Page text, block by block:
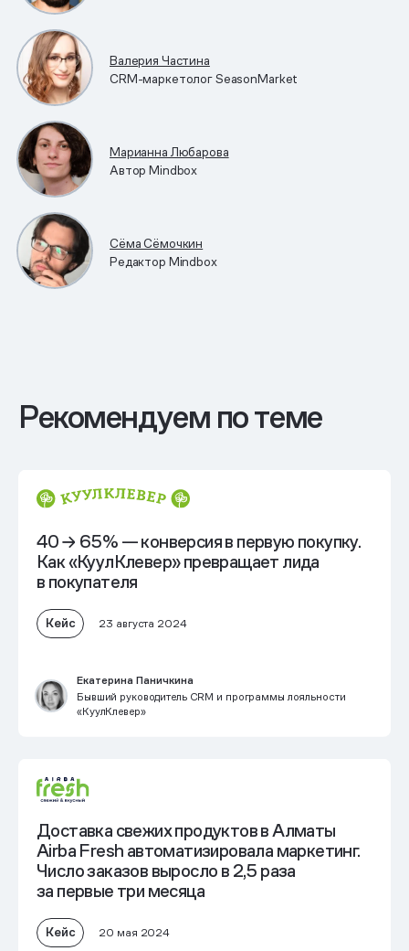
Валерия Частина
CRM-маркетолог SeasonMarket
Марианна Любарова
Автор Mindbox
Сёма Сёмочкин
Редактор Mindbox
Рекомендуем по теме
40 → 65% — конверсия в первую покупку.
Как «КуулКлевер» превращает лида
в покупателя
Кейс 23 августа 2024
Екатерина Паничкина
Бывший руководитель CRM и программы лояльности
«КуулКлевер»
Доставка свежих продуктов в Алматы
Airba Fresh автоматизировала маркетинг.
Число заказов выросло в 2,5 раза
за первые три месяца
Кейс 20 мая 2024